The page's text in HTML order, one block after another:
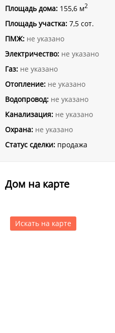
Площадь дома: 155,6 м2
Площадь участка: 7,5 сот.
ПМЖ: не указано
Электричество: не указано
Газ: не указано
Отопление: не указано
Водопровод: не указано
Канализация: не указано
Охрана: не указано
Статус сделки: продажа
Дом на карте
Искать на карте